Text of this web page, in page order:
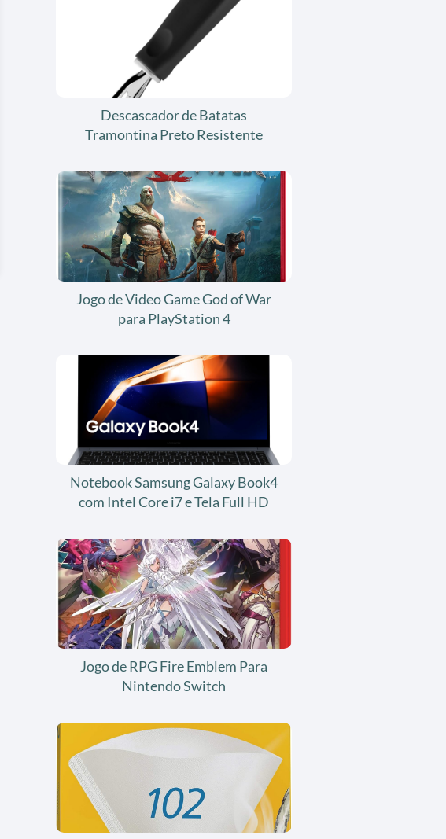
Descascador de Batatas
Tramontina Preto Resistente
Jogo de Video Game God of War
para PlayStation 4
Notebook Samsung Galaxy Book4
com Intel Core i7 e Tela Full HD
Jogo de RPG Fire Emblem Para
Nintendo Switch